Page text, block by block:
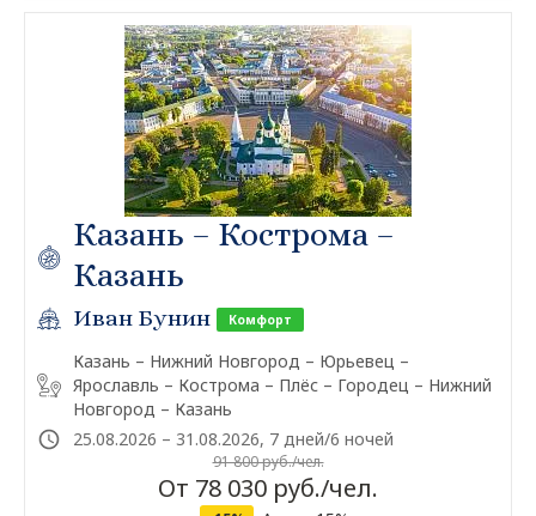
Казань – Кострома –
Казань
Иван Бунин Комфорт
Казань – Нижний Новгород – Юрьевец –
Ярославль – Кострома – Плёс – Городец – Нижний
Новгород – Казань
25.08.2026 – 31.08.2026, 7 дней/6 ночей
91 800 руб./чел.
От 78 030 руб./чел.